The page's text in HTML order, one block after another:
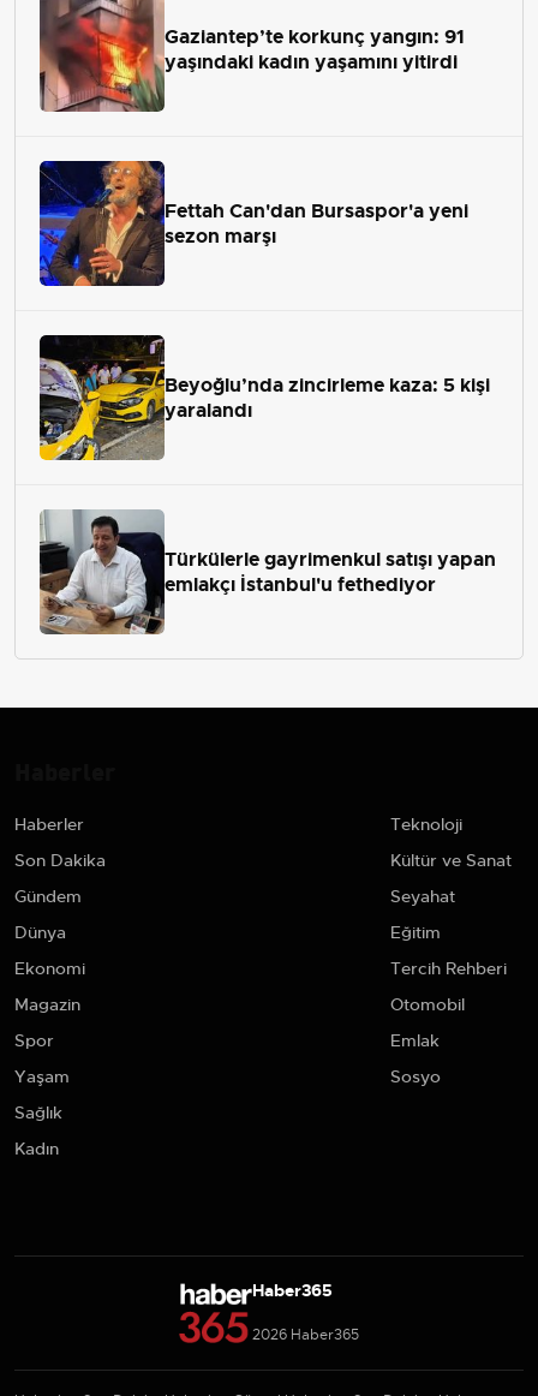
Gaziantep’te korkunç yangın: 91
yaşındaki kadın yaşamını yitirdi
Fettah Can'dan Bursaspor'a yeni
sezon marşı
Beyoğlu’nda zincirleme kaza: 5 kişi
yaralandı
Türkülerle gayrimenkul satışı yapan
emlakçı İstanbul'u fethediyor
Haberler
Son Dakika
Gündem
Dünya
Ekonomi
Magazin
Spor
Yaşam
Sağlık
Kadın
Teknoloji
Kültür ve Sanat
Seyahat
Eğitim
Tercih Rehberi
Otomobil
Emlak
Sosyo
Haber365
2026 Haber365